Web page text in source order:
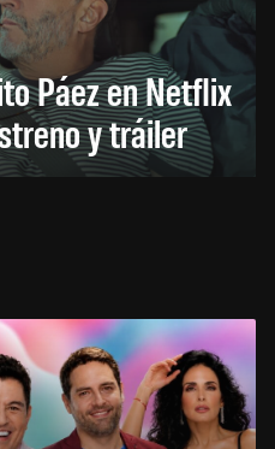
Páez en Netflix
y tráiler